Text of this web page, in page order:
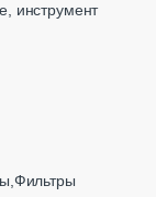
инструмент